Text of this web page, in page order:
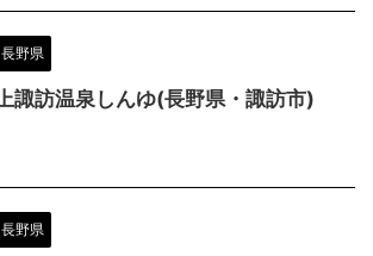
長野県
諏訪温泉しんゆ(長野県・諏訪市)
長野県